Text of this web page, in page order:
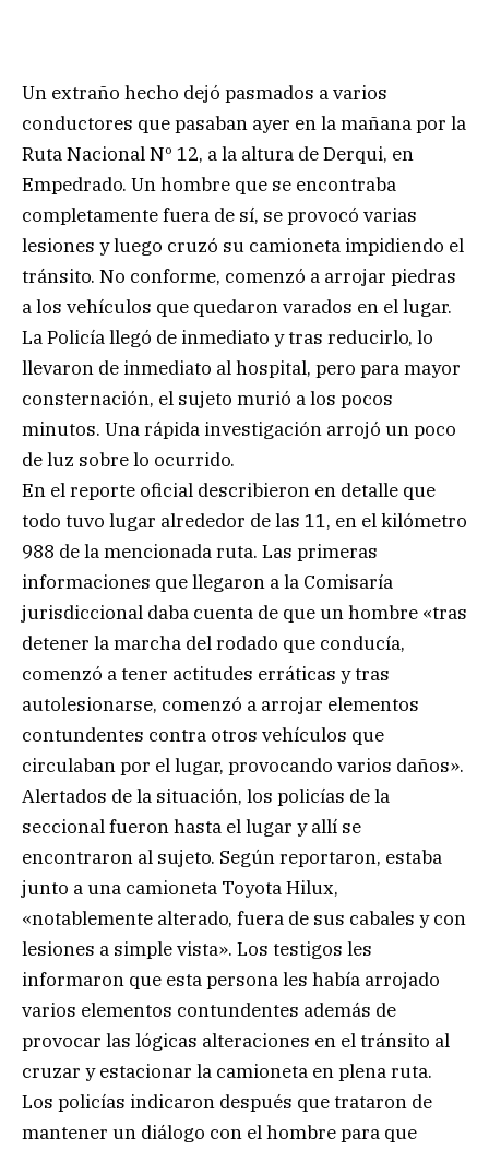
Un extraño hecho dejó pasmados a varios
conductores que pasaban ayer en la mañana por la
Ruta Nacional Nº 12, a la altura de Derqui, en
Empedrado. Un hombre que se encontraba
completamente fuera de sí, se provocó varias
lesiones y luego cruzó su camioneta impidiendo el
tránsito. No conforme, comenzó a arrojar piedras
a los vehículos que quedaron varados en el lugar.
La Policía llegó de inmediato y tras reducirlo, lo
llevaron de inmediato al hospital, pero para mayor
consternación, el sujeto murió a los pocos
minutos. Una rápida investigación arrojó un poco
de luz sobre lo ocurrido.
En el reporte oficial describieron en detalle que
todo tuvo lugar alrededor de las 11, en el kilómetro
988 de la mencionada ruta. Las primeras
informaciones que llegaron a la Comisaría
jurisdiccional daba cuenta de que un hombre «tras
detener la marcha del rodado que conducía,
comenzó a tener actitudes erráticas y tras
autolesionarse, comenzó a arrojar elementos
contundentes contra otros vehículos que
circulaban por el lugar, provocando varios daños».
Alertados de la situación, los policías de la
seccional fueron hasta el lugar y allí se
encontraron al sujeto. Según reportaron, estaba
junto a una camioneta Toyota Hilux,
«notablemente alterado, fuera de sus cabales y con
lesiones a simple vista». Los testigos les
informaron que esta persona les había arrojado
varios elementos contundentes además de
provocar las lógicas alteraciones en el tránsito al
cruzar y estacionar la camioneta en plena ruta.
Los policías indicaron después que trataron de
mantener un diálogo con el hombre para que